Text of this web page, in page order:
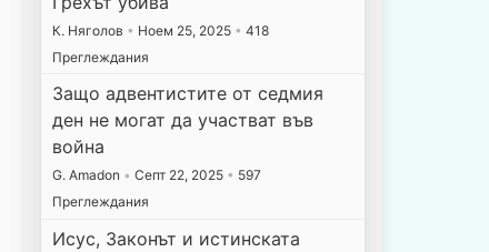
К. Няголов • Ноем 25, 2025 • 418
Преглеждания
Защо адвентистите от седмия
ден не могат да участват във
война
G. Amadon • Септ 22, 2025 • 597
Преглеждания
Исус, Законът и истинската